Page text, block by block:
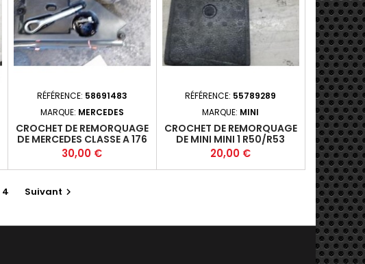
RÉFÉRENCE: 58691483
MARQUE: MERCEDES
CROCHET DE REMORQUAGE
DE MERCEDES CLASSE A 176
PHASE 1
Prix
30,00 €
RÉFÉRENCE: 55789289
MARQUE: MINI
CROCHET DE REMORQUAGE
DE MINI MINI 1 R50/R53
PHASE 2
Prix
20,00 €
4 Suivant 